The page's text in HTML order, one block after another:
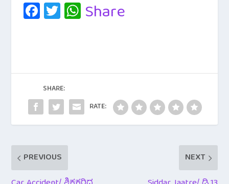
Fa
c
o
o
k
T
wi
W
A
p
p
Share
SHARE:
RATE:
PREVIOUS
NEXT